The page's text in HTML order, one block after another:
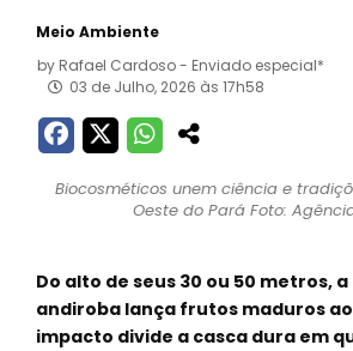
Meio Ambiente
by Rafael Cardoso - Enviado especial*
03 de Julho, 2026 às 17h58
Biocosméticos unem ciência e
Oeste do Pará Foto:
Do alto de seus 30 ou 50 metros, a
andiroba lança frutos maduros ao
impacto divide a casca dura em